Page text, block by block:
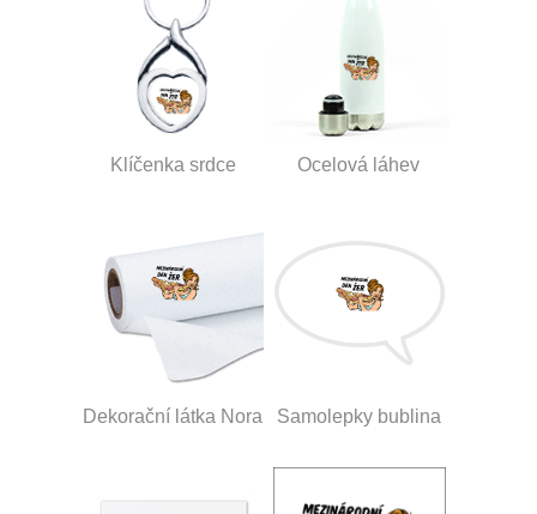
Klíčenka srdce Ocelová láhev
Dekorační látka Nora Samolepky bublina